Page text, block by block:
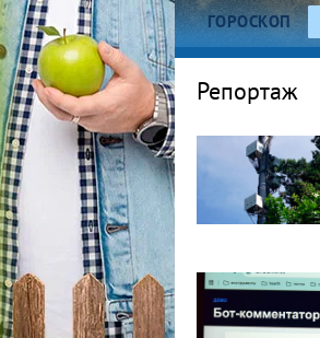
ГОРОСКОП
Наши гости
Про культуру
Это кино
Репортаж